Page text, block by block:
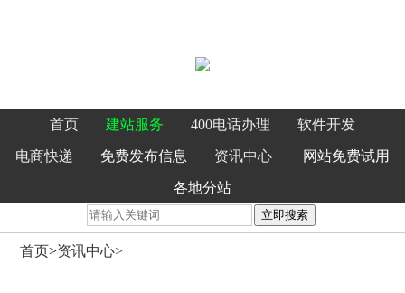
首页 建站服务 400电话办理 软件开发
电商快递 免费发布信息 资讯中心 网站免费试用
各地分站
立即搜索
首页>资讯中心>